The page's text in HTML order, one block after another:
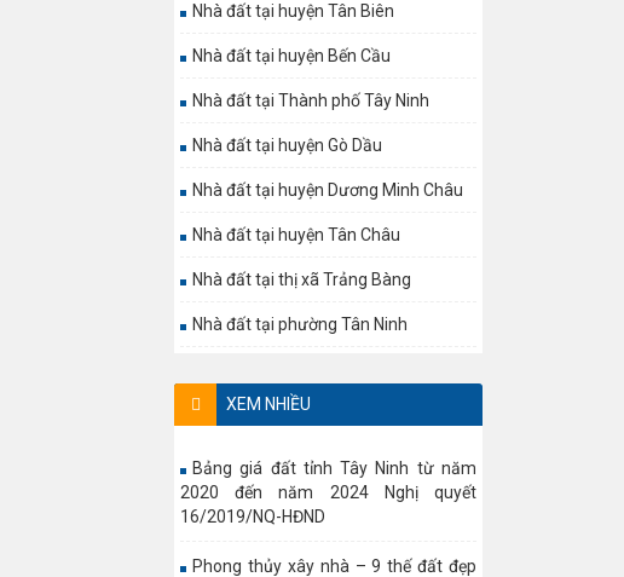
Nhà đất tại huyện Tân Biên
Nhà đất tại huyện Bến Cầu
Nhà đất tại Thành phố Tây Ninh
Nhà đất tại huyện Gò Dầu
Nhà đất tại huyện Dương Minh Châu
Nhà đất tại huyện Tân Châu
Nhà đất tại thị xã Trảng Bàng
Nhà đất tại phường Tân Ninh
XEM NHIỀU
Bảng giá đất tỉnh Tây Ninh từ năm
2020 đến năm 2024 Nghị quyết
16/2019/NQ-HĐND
Phong thủy xây nhà – 9 thế đất đẹp